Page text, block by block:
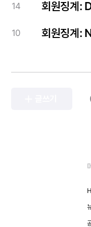
14 회원징계:
10 회원징계: